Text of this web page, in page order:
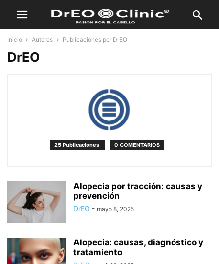
Inicio Autores Publicaciones por DrEO
DrEO
25 Publicaciones 0 COMENTARIOS
Alopecia por tracción: causas y
prevención
DrEO - mayo 8, 2025
Alopecia: causas, diagnóstico y
tratamiento